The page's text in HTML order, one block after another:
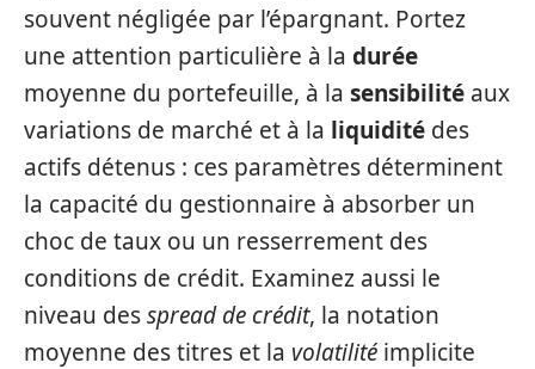
souvent négligée par l’épargnant. Portez
une attention particulière à la durée
moyenne du portefeuille, à la sensibilité aux
variations de marché et à la liquidité des
actifs détenus : ces paramètres déterminent
la capacité du gestionnaire à absorber un
choc de taux ou un resserrement des
conditions de crédit. Examinez aussi le
niveau desspread de crédit, la notation
moyenne des titres et la volatilité implicite